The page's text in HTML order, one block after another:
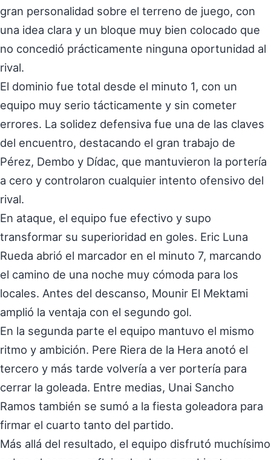
gran personalidad sobre el terreno de juego, con
una idea clara y un bloque muy bien colocado que
no concedió prácticamente ninguna oportunidad al
rival.
El dominio fue total desde el minuto 1, con un
equipo muy serio tácticamente y sin cometer
errores. La solidez defensiva fue una de las claves
del encuentro, destacando el gran trabajo de
Pérez, Dembo y Dídac, que mantuvieron la portería
a cero y controlaron cualquier intento ofensivo del
rival.
En ataque, el equipo fue efectivo y supo
transformar su superioridad en goles. Eric Luna
Rueda abrió el marcador en el minuto 7, marcando
el camino de una noche muy cómoda para los
locales. Antes del descanso, Mounir El Mektami
amplió la ventaja con el segundo gol.
En la segunda parte el equipo mantuvo el mismo
ritmo y ambición. Pere Riera de la Hera anotó el
tercero y más tarde volvería a ver portería para
cerrar la goleada. Entre medias, Unai Sancho
Ramos también se sumó a la fiesta goleadora para
firmar el cuarto tanto del partido.
Más allá del resultado, el equipo disfrutó muchísimo